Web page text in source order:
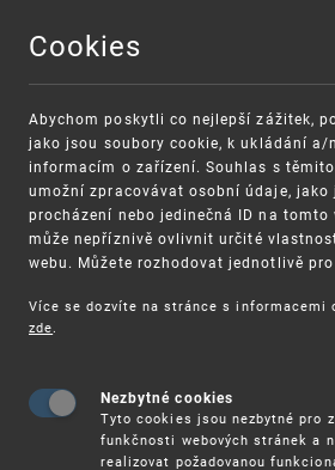
VAROVÁNÍ
Finanční podpora
Cookies
Abychom poskytli co nejlepší zážitek,
jako jsou soubory cookie, k ukládání a/
informacím o zařízení. Souhlas s
umožní zpracovávat osobní údaje, jako
procházení nebo jedinečná ID na tomto
může nepříznivě ovlivnit určité
webu. Můžete rozhodovat jednotlivě
Více se dozvíte na stránce s informacemi
zde.
Nezbytné cookies
Tyto cookies jsou nezbytné pro
funkčnosti webových stránek a
realizovat požadovanou